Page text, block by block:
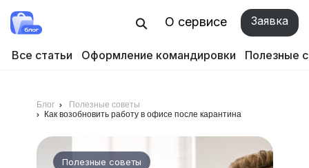
О сервисе Заявка
Все статьи Оформление командировки Полезные
Блог
Полезные советы
Как возобновить работу в офисе после карантина
Полезные советы